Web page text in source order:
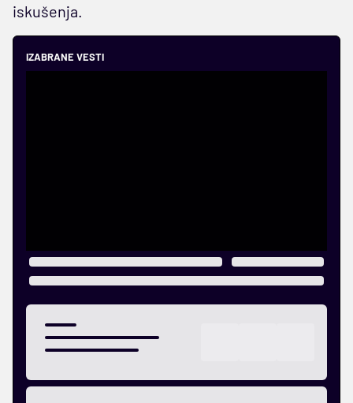
iskušenja.
IZABRANE VESTI